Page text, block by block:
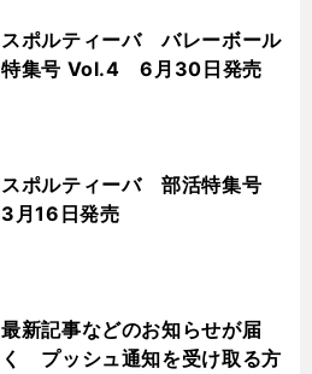
スポルティーバ バレーボール
特集号 Vol.4 6月30日発売
スポルティーバ 部活特集号
3月16日発売
最新記事などのお知らせが届
く プッシュ通知を受け取る方